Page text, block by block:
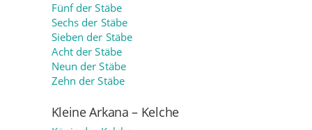
Fünf der Stäbe
Sechs der Stäbe
Sieben der Stäbe
Acht der Stäbe
Neun der Stäbe
Zehn der Stäbe
Kleine Arkana – Kelche